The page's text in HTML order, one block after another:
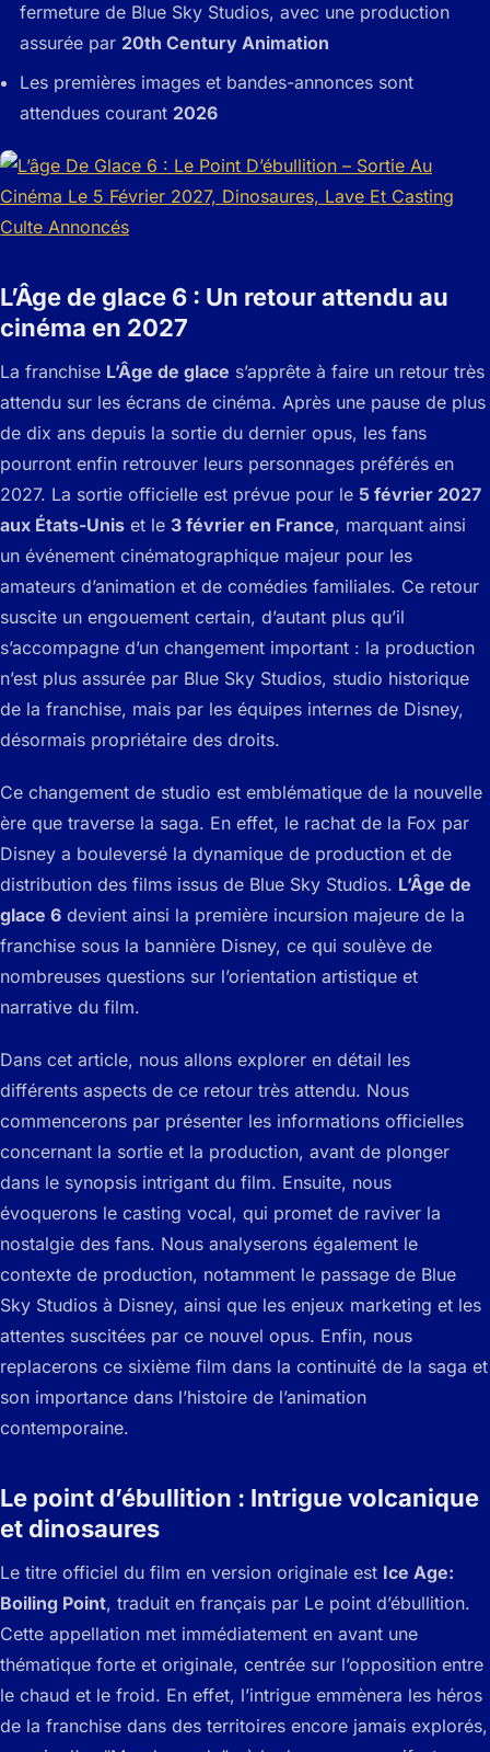
fermeture de Blue Sky Studios, avec une production
assurée par 20th Century Animation
Les premières images et bandes-annonces sont
attendues courant 2026
L’Âge de glace 6 : Un retour attendu au
cinéma en 2027
La franchise L’Âge de glace s’apprête à faire un retour très
attendu sur les écrans de cinéma. Après une pause de plus
de dix ans depuis la sortie du dernier opus, les fans
pourront enfin retrouver leurs personnages préférés en
2027. La sortie officielle est prévue pour le 5 février 2027
aux États-Unis et le 3 février en France, marquant ainsi
un événement cinématographique majeur pour les
amateurs d’animation et de comédies familiales. Ce retour
suscite un engouement certain, d’autant plus qu’il
s’accompagne d’un changement important : la production
n’est plus assurée par Blue Sky Studios, studio historique
de la franchise, mais par les équipes internes de Disney,
désormais propriétaire des droits.
Ce changement de studio est emblématique de la nouvelle
ère que traverse la saga. En effet, le rachat de la Fox par
Disney a bouleversé la dynamique de production et de
distribution des films issus de Blue Sky Studios. L’Âge de
glace 6 devient ainsi la première incursion majeure de la
franchise sous la bannière Disney, ce qui soulève de
nombreuses questions sur l’orientation artistique et
narrative du film.
Dans cet article, nous allons explorer en détail les
différents aspects de ce retour très attendu. Nous
commencerons par présenter les informations officielles
concernant la sortie et la production, avant de plonger
dans le synopsis intrigant du film. Ensuite, nous
évoquerons le casting vocal, qui promet de raviver la
nostalgie des fans. Nous analyserons également le
contexte de production, notamment le passage de Blue
Sky Studios à Disney, ainsi que les enjeux marketing et les
attentes suscitées par ce nouvel opus. Enfin, nous
replacerons ce sixième film dans la continuité de la saga et
son importance dans l’histoire de l’animation
contemporaine.
Le point d’ébullition : Intrigue volcanique
et dinosaures
Le titre officiel du film en version originale est Ice Age:
Boiling Point, traduit en français par Le point d’ébullition.
Cette appellation met immédiatement en avant une
thématique forte et originale, centrée sur l’opposition entre
le chaud et le froid. En effet, l’intrigue emmènera les héros
de la franchise dans des territoires encore jamais explorés,